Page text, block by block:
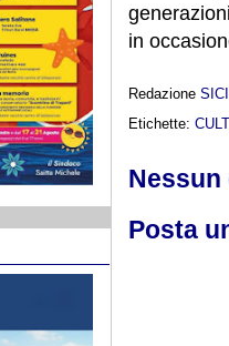
in
Redazione
Etichette:
Nessun
Posta